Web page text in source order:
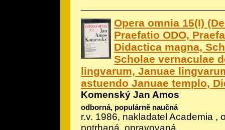
Opera omnia 15(I)
Praefatio ODO,
Didactica magna,
Scholae vernaculae
lingvarum, Januae
astuendo Januae templo,
Komenský Jan Amos
odborná, populárně naučná
r.v. 1986, nakladatel Academia ,